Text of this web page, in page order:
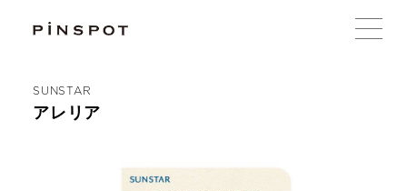
SUNSTAR
アレリア